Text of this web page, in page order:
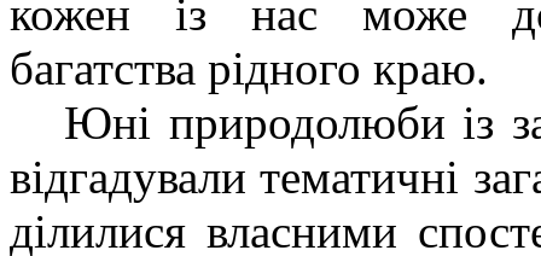
кожен із нас може
багатства рідного краю.
Юні природолюби із
відгадували тематичні
ділилися власними